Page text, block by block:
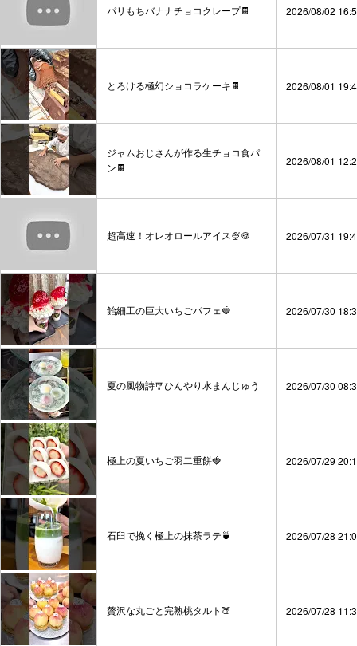
パリもちバナナチョコクレープ🍫 2026/08/02
とろける極幻ショコラケーキ🍫 2026/08/01
ジャムおじさんが作る生チョコ食パ
ン🍫
2026/08/01
超高速！オレオロールアイス🍨🍪 2026/07/31
飴細工の巨大いちごパフェ🍓 2026/07/30
夏の風物詩🎐ひんやり水まんじゅう 2026/07/30
極上の夏いちご羽二重餅🍓 2026/07/29
石臼で挽く極上の抹茶ラテ🍵 2026/07/28
贅沢な丸ごと完熟桃タルト🍑 2026/07/28